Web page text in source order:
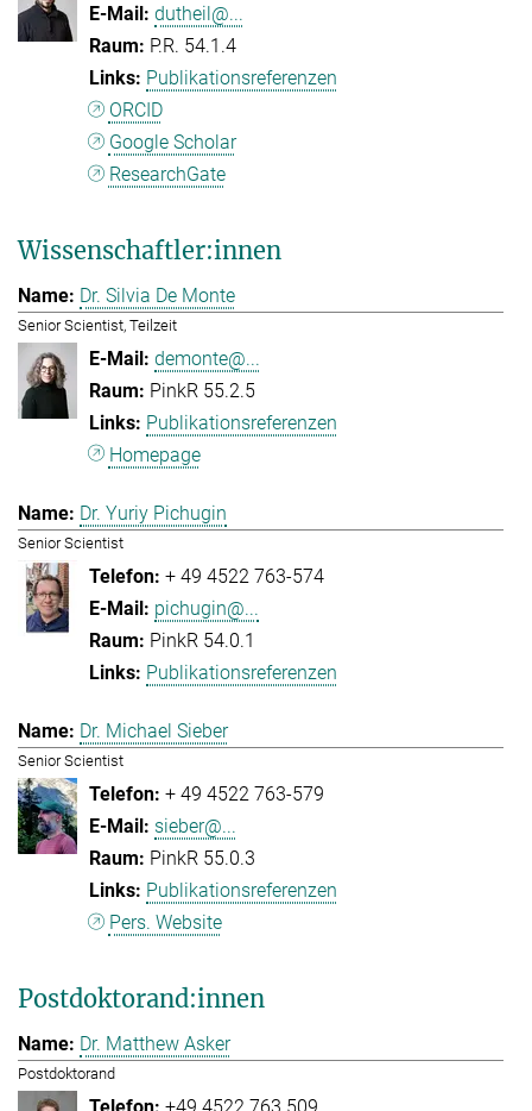
dutheil@...
P.R. 54.1.4
Publikationsreferenzen
ORCID
Google Scholar
ResearchGate
Wissenschaftler:innen
Dr. Silvia De Monte
Senior Scientist, Teilzeit
demonte@...
PinkR 55.2.5
Publikationsreferenzen
Homepage
Dr. Yuriy Pichugin
Senior Scientist
+ 49 4522 763-574
pichugin@...
PinkR 54.0.1
Publikationsreferenzen
Dr. Michael Sieber
Senior Scientist
+ 49 4522 763-579
sieber@...
PinkR 55.0.3
Publikationsreferenzen
Pers. Website
Postdoktorand:innen
Dr. Matthew Asker
Postdoktorand